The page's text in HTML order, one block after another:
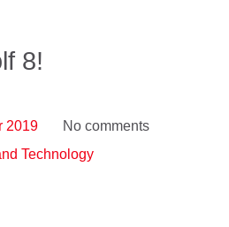
8!
2019
No comments
Technology